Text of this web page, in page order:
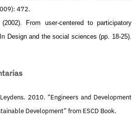
472.
From user-centered to participatory
Design and the social sciences (pp. 18-25).
2010. “Engineers and Development
Development” from ESCD Book.